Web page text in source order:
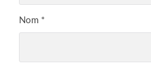
Nom *